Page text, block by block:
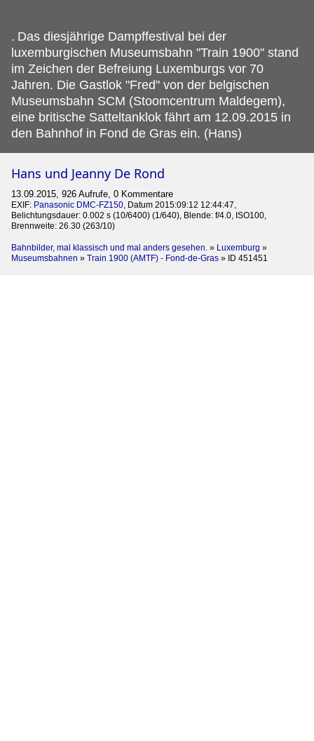
. Das diesjährige Dampffestival bei der
luxemburgischen Museumsbahn "Train 1900" stand
im Zeichen der Befreiung Luxemburgs vor 70
Jahren. Die Gastlok "Fred" von der belgischen
Museumsbahn SCM (Stoomcentrum Maldegem),
eine britische Satteltanklok fährt am 12.09.2015 in
den Bahnhof in Fond de Gras ein. (Hans)
Hans und Jeanny De Rond
13.09.2015, 926 Aufrufe, 0 Kommentare
EXIF: Panasonic DMC-FZ150, Datum 2015:09:12 12:44:47,
Belichtungsdauer: 0.002 s (10/6400) (1/640), Blende: f/4.0, ISO100,
Brennweite: 26.30 (263/10)
Bahnbilder, mal klassisch und mal anders gesehen. » Luxemburg »
Museumsbahnen » Train 1900 (AMTF) - Fond-de-Gras » ID 451451